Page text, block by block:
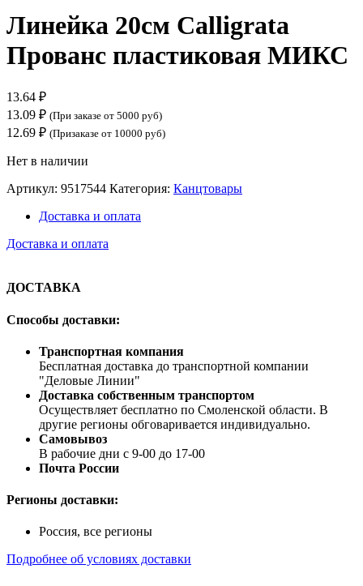
Линейка 20см Calligrata
Прованс пластиковая МИКС
13.64 ₽
13.09 ₽ (При заказе от 5000 руб)
12.69 ₽ (Призаказе от 10000 руб)
Нет в наличии
Артикул: 9517544 Категория: Канцтовары
Доставка и оплата
Доставка и оплата
ДОСТАВКА
Способы доставки:
Транспортная компания
Бесплатная доставка до транспортной компании
"Деловые Линии"
Доставка собственным транспортом
Осуществляет бесплатно по Смоленской области. В
другие регионы обговаривается индивидуально.
Самовывоз
В рабочие дни с 9-00 до 17-00
Почта России
Регионы доставки:
Россия, все регионы
Подробнее об условиях доставки